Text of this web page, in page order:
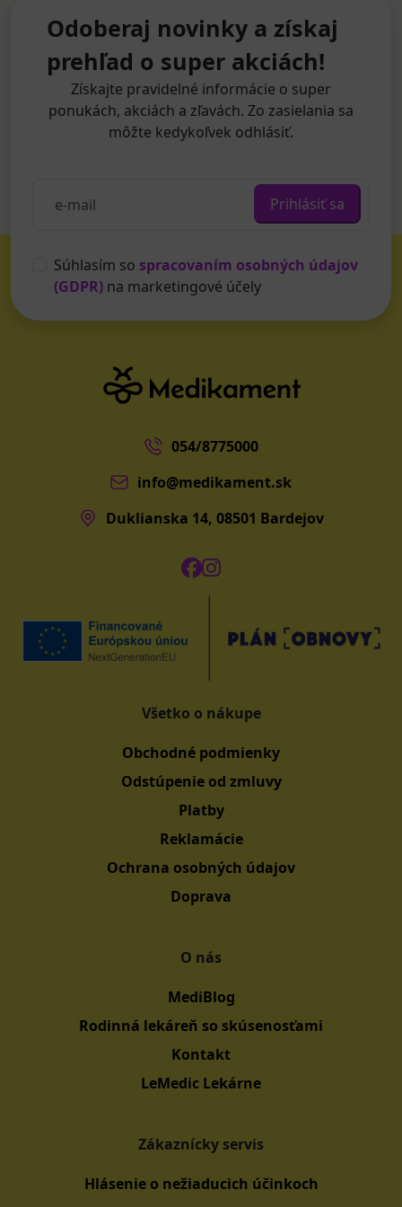
Odoberaj novinky a získaj
prehľad o super akciách!
Získajte pravidelné informácie o super
ponukách, akciách a zľavách. Zo zasielania sa
môžte kedykoľvek odhlásiť.
Prihlásiť sa
Súhlasím so spracovaním osobných údajov
(GDPR) na marketingové účely
054/8775000
info@medikament.sk
Duklianska 14, 08501 Bardejov
Všetko o nákupe
Obchodné podmienky
Odstúpenie od zmluvy
Platby
Reklamácie
Ochrana osobných údajov
Doprava
O nás
MediBlog
Rodinná lekáreň so skúsenosťami
Kontakt
LeMedic Lekárne
Zákaznícky servis
Hlásenie o nežiaducich účinkoch